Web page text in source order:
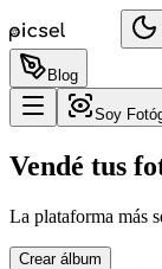
Blog
Soy
Vendé tus
La plataforma más
Crear álbum